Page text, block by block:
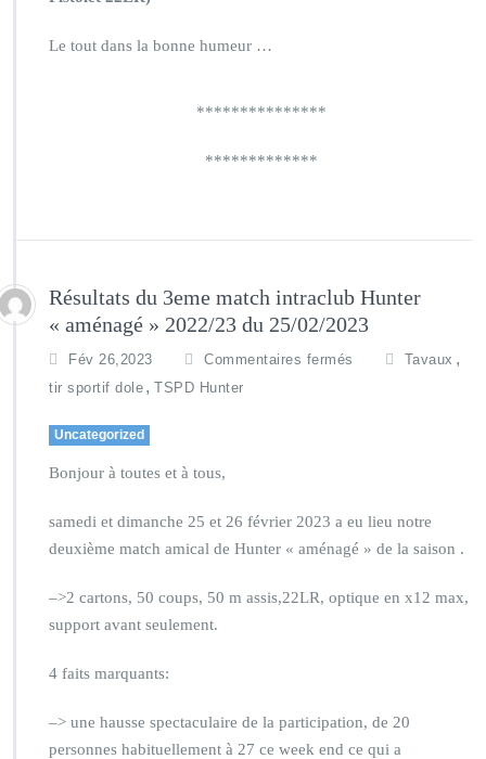
Le tout dans la bonne humeur …
***************
*************
Résultats du 3eme match intraclub Hunter
« aménagé » 2022/23 du 25/02/2023
Fév 26,2023 Commentaires fermés Tavaux ,
tir sportif dole , TSPD Hunter
Uncategorized
Bonjour à toutes et à tous,
samedi et dimanche 25 et 26 février 2023 a eu lieu notre
deuxième match amical de Hunter « aménagé » de la saison .
–>2 cartons, 50 coups, 50 m assis,22LR, optique en x12 max,
support avant seulement.
4 faits marquants:
–> une hausse spectaculaire de la participation, de 20
personnes habituellement à 27 ce week end ce qui a